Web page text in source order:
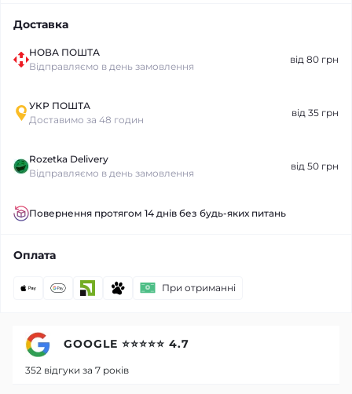
Доставка
НОВА ПОШТА
Відправляємо в день замовлення
від 80 грн
УКР ПОШТА
Доставимо за 48 годин
від 35 грн
Rozetka Delivery
Відправляємо в день замовлення
від 50 грн
Повернення протягом 14 днів без будь-яких питань
Оплата
При отриманні
GOOGLE ⭐⭐⭐⭐⭐ 4.7
352 відгуки за 7 років